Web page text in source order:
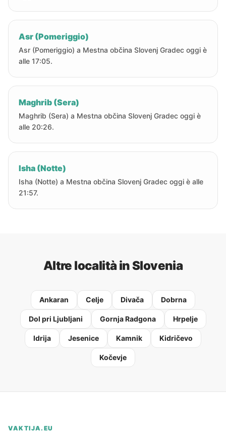
Asr (Pomeriggio)
Asr (Pomeriggio) a Mestna občina Slovenj Gradec oggi è
alle 17:05.
Maghrib (Sera)
Maghrib (Sera) a Mestna občina Slovenj Gradec oggi è
alle 20:26.
Isha (Notte)
Isha (Notte) a Mestna občina Slovenj Gradec oggi è alle
21:57.
Altre località in Slovenia
Ankaran Celje Divača Dobrna
Dol pri Ljubljani Gornja Radgona Hrpelje
Idrija Jesenice Kamnik Kidričevo
Kočevje
VAKTIJA.EU